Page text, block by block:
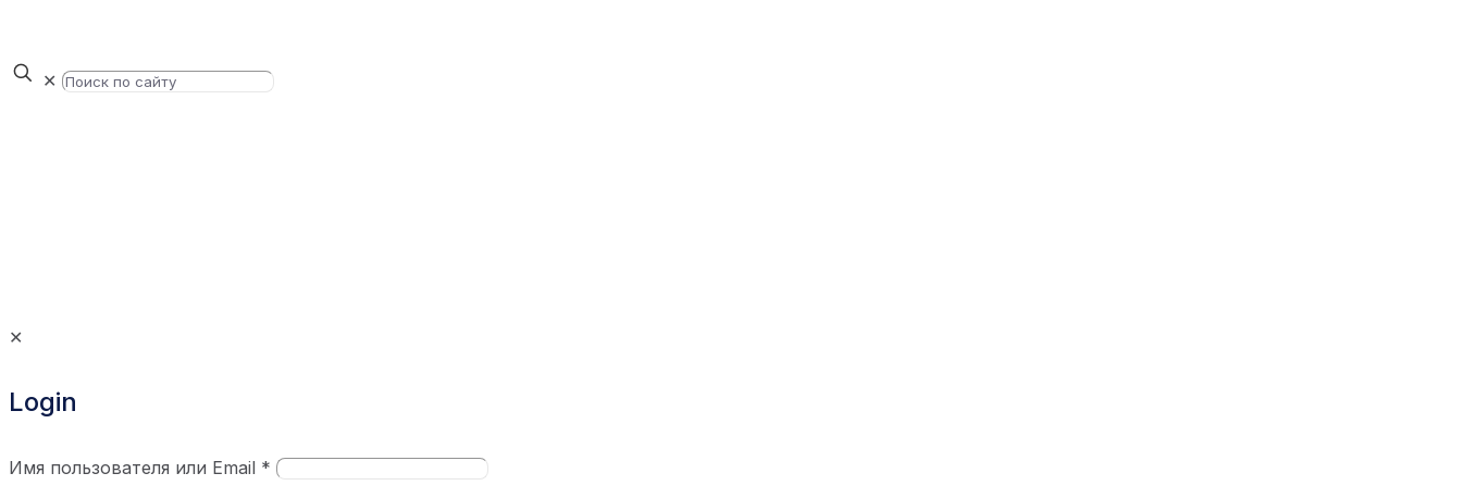
✕
✕
Login
Имя пользователя или Email *